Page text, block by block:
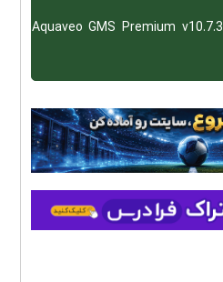
1401/10/24 نسخه Aquaveo GMS Premium v10.7.3